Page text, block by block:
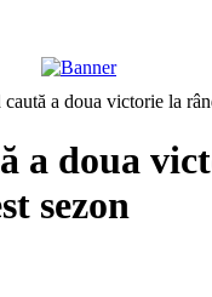
a doua victorie la
a doua
sezon